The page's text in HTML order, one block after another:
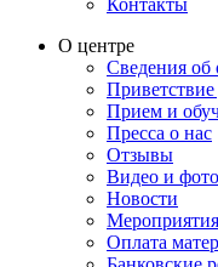
Контакты
О центре
Сведения об
Приветствие
Прием и
Пресса о нас
Отзывы
Видео и фото
Новости
Мероприятия
Оплата